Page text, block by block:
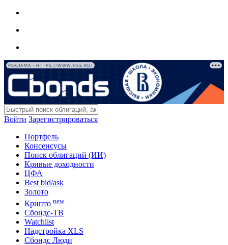
РЕКЛАМА • HTTPS://WWW.HSE.RU/
Войти Зарегистрироваться
Портфель
Консенсусы
Поиск облигаций (ИИ)
Кривые доходности
ЦФА
Best bid/ask
Золото
Крипто new
Сбондс-ТВ
Watchlist
Надстройка XLS
Сбондс Люди